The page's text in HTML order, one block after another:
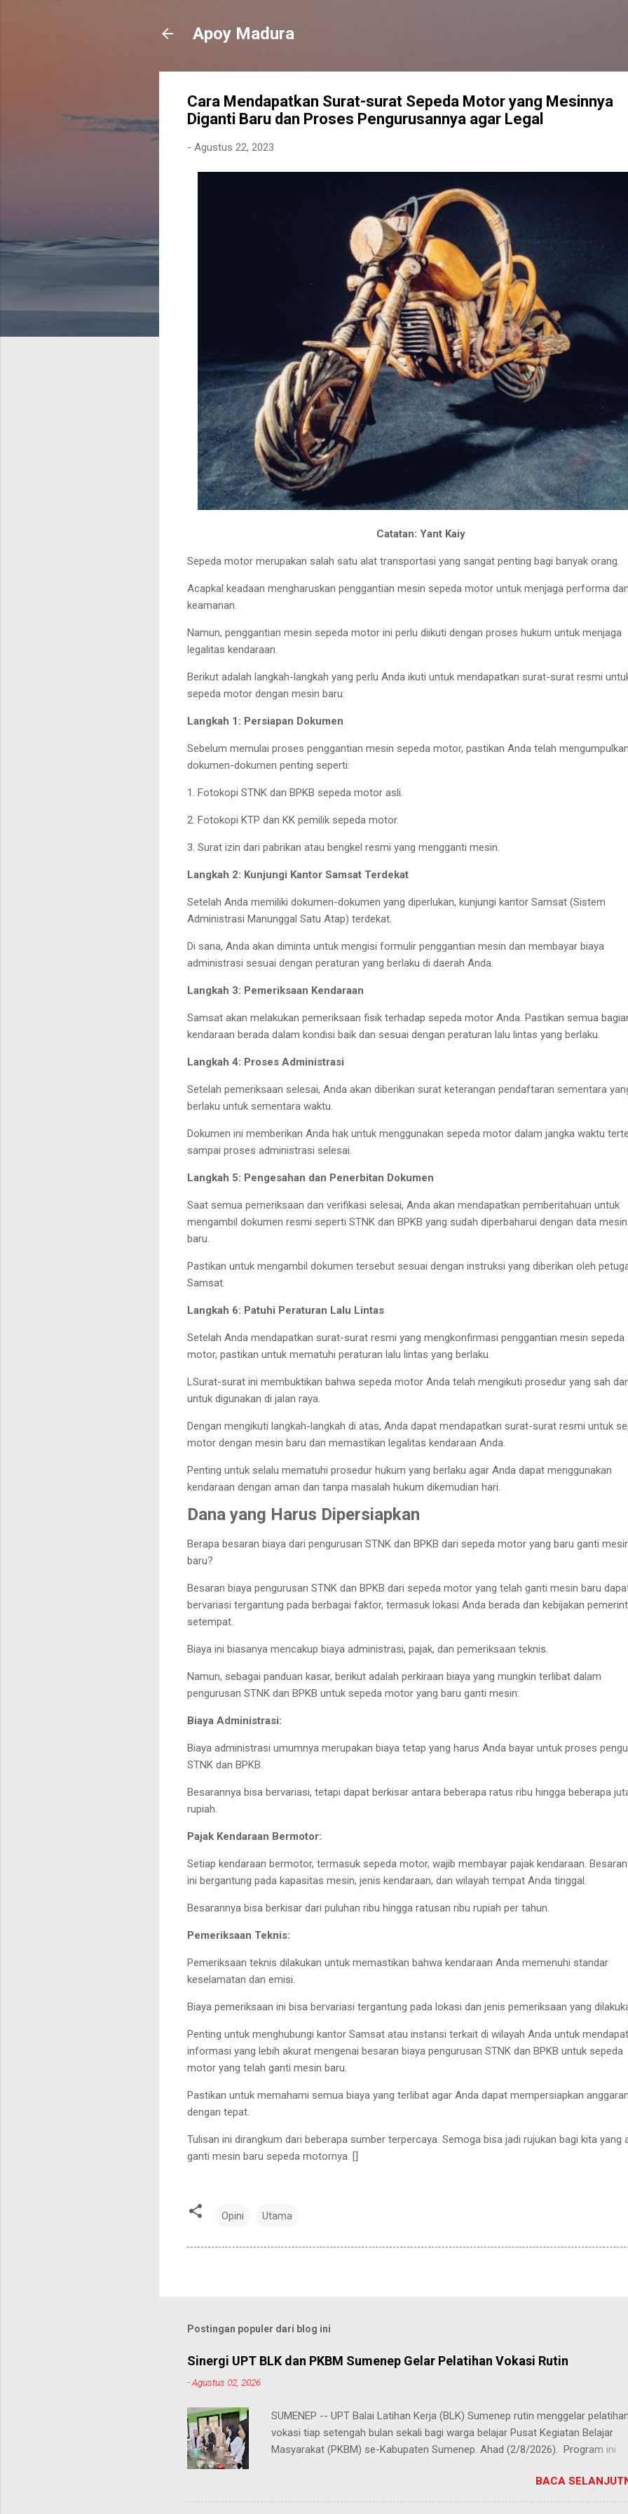
Apoy Madura
Cara Mendapatkan Surat-surat Sepeda Motor yang Mesinnya
Diganti Baru dan Proses Pengurusannya agar Legal
- Agustus 22, 2023
Catatan: Yant Kaiy
Sepeda motor merupakan salah satu alat transportasi yang sangat penting bagi banyak orang.
Acapkal keadaan mengharuskan penggantian mesin sepeda motor untuk menjaga performa
keamanan.
Namun, penggantian mesin sepeda motor ini perlu diikuti dengan proses hukum untuk menjaga
legalitas kendaraan.
Berikut adalah langkah-langkah yang perlu Anda ikuti untuk mendapatkan surat-surat resmi
sepeda motor dengan mesin baru:
Langkah 1: Persiapan Dokumen
Sebelum memulai proses penggantian mesin sepeda motor, pastikan Anda telah
dokumen-dokumen penting seperti:
1. Fotokopi STNK dan BPKB sepeda motor asli.
2. Fotokopi KTP dan KK pemilik sepeda motor.
3. Surat izin dari pabrikan atau bengkel resmi yang mengganti mesin.
Langkah 2: Kunjungi Kantor Samsat Terdekat
Setelah Anda memiliki dokumen-dokumen yang diperlukan, kunjungi kantor Samsat (Sistem
Administrasi Manunggal Satu Atap) terdekat.
Di sana, Anda akan diminta untuk mengisi formulir penggantian mesin dan membayar biaya
administrasi sesuai dengan peraturan yang berlaku di daerah Anda.
Langkah 3: Pemeriksaan Kendaraan
Samsat akan melakukan pemeriksaan fisik terhadap sepeda motor Anda. Pastikan semua
kendaraan berada dalam kondisi baik dan sesuai dengan peraturan lalu lintas yang berlaku.
Langkah 4: Proses Administrasi
Setelah pemeriksaan selesai, Anda akan diberikan surat keterangan pendaftaran sementara
berlaku untuk sementara waktu.
Dokumen ini memberikan Anda hak untuk menggunakan sepeda motor dalam jangka waktu
sampai proses administrasi selesai.
Langkah 5: Pengesahan dan Penerbitan Dokumen
Saat semua pemeriksaan dan verifikasi selesai, Anda akan mendapatkan pemberitahuan untuk
mengambil dokumen resmi seperti STNK dan BPKB yang sudah diperbaharui dengan data mesin
baru.
Pastikan untuk mengambil dokumen tersebut sesuai dengan instruksi yang diberikan oleh
Samsat.
Langkah 6: Patuhi Peraturan Lalu Lintas
Setelah Anda mendapatkan surat-surat resmi yang mengkonfirmasi penggantian mesin sepeda
motor, pastikan untuk mematuhi peraturan lalu lintas yang berlaku.
LSurat-surat ini membuktikan bahwa sepeda motor Anda telah mengikuti prosedur yang sah
untuk digunakan di jalan raya.
Dengan mengikuti langkah-langkah di atas, Anda dapat mendapatkan surat-surat resmi untuk
motor dengan mesin baru dan memastikan legalitas kendaraan Anda.
Penting untuk selalu mematuhi prosedur hukum yang berlaku agar Anda dapat menggunakan
kendaraan dengan aman dan tanpa masalah hukum dikemudian hari.
Dana yang Harus Dipersiapkan
Berapa besaran biaya dari pengurusan STNK dan BPKB dari sepeda motor yang baru ganti
baru?
Besaran biaya pengurusan STNK dan BPKB dari sepeda motor yang telah ganti mesin baru
bervariasi tergantung pada berbagai faktor, termasuk lokasi Anda berada dan kebijakan
setempat.
Biaya ini biasanya mencakup biaya administrasi, pajak, dan pemeriksaan teknis.
Namun, sebagai panduan kasar, berikut adalah perkiraan biaya yang mungkin terlibat dalam
pengurusan STNK dan BPKB untuk sepeda motor yang baru ganti mesin:
Biaya Administrasi:
Biaya administrasi umumnya merupakan biaya tetap yang harus Anda bayar untuk proses
STNK dan BPKB.
Besarannya bisa bervariasi, tetapi dapat berkisar antara beberapa ratus ribu hingga beberapa
rupiah.
Pajak Kendaraan Bermotor:
Setiap kendaraan bermotor, termasuk sepeda motor, wajib membayar pajak kendaraan.
ini bergantung pada kapasitas mesin, jenis kendaraan, dan wilayah tempat Anda tinggal.
Besarannya bisa berkisar dari puluhan ribu hingga ratusan ribu rupiah per tahun.
Pemeriksaan Teknis:
Pemeriksaan teknis dilakukan untuk memastikan bahwa kendaraan Anda memenuhi standar
keselamatan dan emisi.
Biaya pemeriksaan ini bisa bervariasi tergantung pada lokasi dan jenis pemeriksaan yang
Penting untuk menghubungi kantor Samsat atau instansi terkait di wilayah Anda untuk
informasi yang lebih akurat mengenai besaran biaya pengurusan STNK dan BPKB untuk sepeda
motor yang telah ganti mesin baru.
Pastikan untuk memahami semua biaya yang terlibat agar Anda dapat mempersiapkan
dengan tepat.
Tulisan ini dirangkum dari beberapa sumber terpercaya. Semoga bisa jadi rujukan bagi kita yang
ganti mesin baru sepeda motornya. []
Opini Utama
Postingan populer dari blog ini
Sinergi UPT BLK dan PKBM Sumenep Gelar Pelatihan Vokasi Rutin
-Agustus 02, 2026
SUMENEP -- UPT Balai Latihan Kerja (BLK) Sumenep rutin menggelar
vokasi tiap setengah bulan sekali bagi warga belajar Pusat Kegiatan Belajar
Masyarakat (PKBM) se-Kabupaten Sumenep. Ahad (2/8/2026). Program ini
hingga kejuruan lainnya yang bebas dipilih peserta sesuai bakat dan minat
masing. Kehadiran program ini disambut hangat para peserta. Salah satunya
BACA